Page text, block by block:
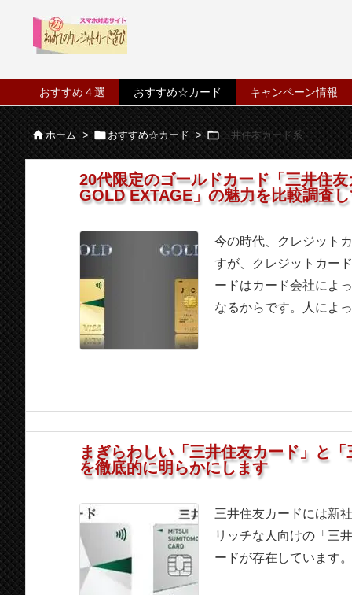
おすすめ４選 おすすめ☆カード キャンペーン情報
ホーム > おすすめ☆カード > 三井住友カード系
20代限定のゴールドカード「三井住
GOLD EXTAGE」の魅力を比較調査
今の時代、クレジット
すが、クレジットカー
ードはカード会社によ
なるからです。人によ
まぎらわしい「三井住友カード」と
を徹底的に明らかにします
三井住友カードには新
リッチな人向けの「三
ードが存在しています。